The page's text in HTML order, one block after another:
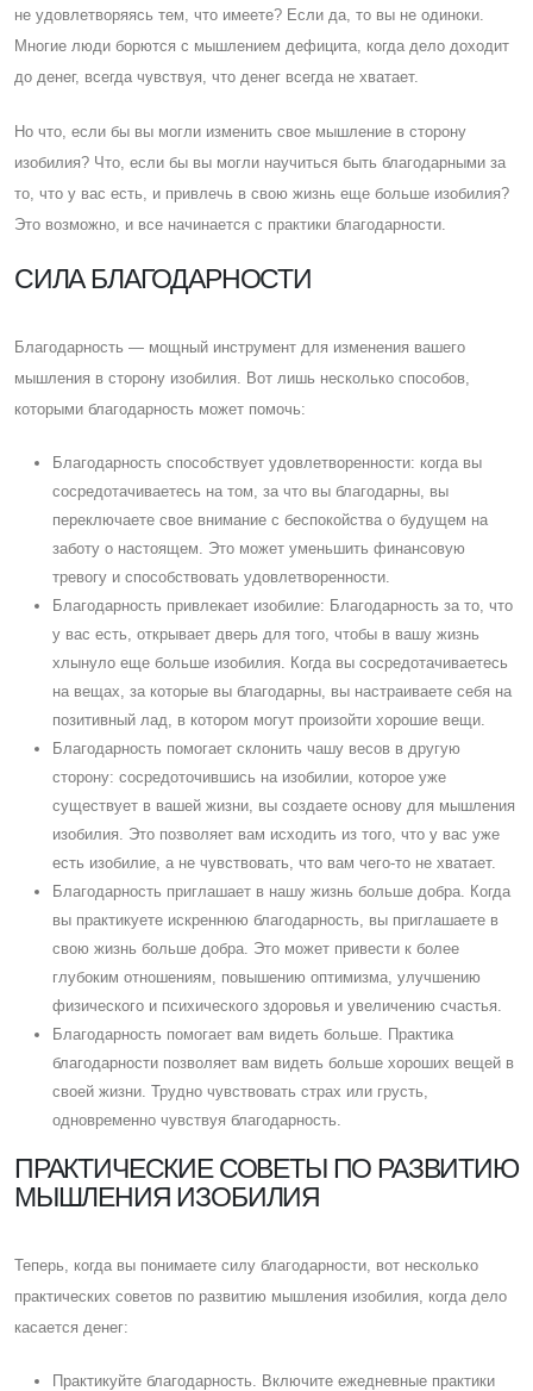
не удовлетворяясь тем, что имеете? Eсли да, то вы не одиноки.
Многие люди борются с мышлением дефицита, когда дело доходит
до денег, всегда чувствуя, что денег всегда не хватает.
Но что, если бы вы могли изменить свое мышление в сторону
изобилия? Что, если бы вы могли научиться быть благодарными за
то, что у вас есть, и привлечь в свою жизнь еще больше изобилия?
Это возможно, и все начинается с практики благодарности.
CИЛА БЛАГОДАРНОСТИ
Благодарность — мощный инструмент для изменения вашего
мышления в сторону изобилия. Вот лишь несколько способов,
которыми благодарность может помочь:
Благодарность способствует удовлетворенности: когда вы
сосредотачиваетесь на том, за что вы благодарны, вы
переключаете свое внимание с беспокойства о будущем на
заботу о настоящем. Это может уменьшить финансовую
тревогу и способствовать удовлетворенности.
Благодарность привлекает изобилие: Благодарность за то, что
у вас есть, открывает дверь для того, чтобы в вашу жизнь
хлынуло еще больше изобилия. Когда вы сосредотачиваетесь
на вещах, за которые вы благодарны, вы настраиваете себя на
позитивный лад, в котором могут произойти хорошие вещи.
Благодарность помогает склонить чашу весов в другую
сторону: сосредоточившись на изобилии, которое уже
существует в вашей жизни, вы создаете основу для мышления
изобилия. Это позволяет вам исходить из того, что у вас уже
есть изобилие, а не чувствовать, что вам чего-то не хватает.
Благодарность приглашает в нашу жизнь больше добра. Когда
вы практикуете искреннюю благодарность, вы приглашаете в
свою жизнь больше добра. Это может привести к более
глубоким отношениям, повышению оптимизма, улучшению
физического и психического здоровья и увеличению счастья.
Благодарность помогает вам видеть больше. Практика
благодарности позволяет вам видеть больше хороших вещей в
своей жизни. Трудно чувствовать страх или грусть,
одновременно чувствуя благодарность.
ПРАКТИЧЕСКИЕ СОВЕТЫ ПО РАЗВИТИЮ
МЫШЛЕНИЯ ИЗОБИЛИЯ
Теперь, когда вы понимаете силу благодарности, вот несколько
практических советов по развитию мышления изобилия, когда дело
касается денег:
Практикуйте благодарность. Включите ежедневные практики